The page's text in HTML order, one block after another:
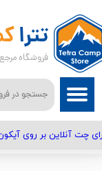
حساب کاربری من
تغییر گذر واژه
سفارشات
خروج از حساب
چت آنلاین بر روی
تترا
فروشگاه